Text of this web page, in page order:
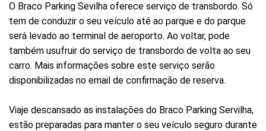
O Braco Parking Sevilha oferece serviço de transbordo. Só
tem de conduzir o seu veículo até ao parque e do parque
será levado ao terminal de aeroporto. Ao voltar, pode
também usufruir do serviço de transbordo de volta ao seu
carro. Mais informações sobre este serviço serão
disponibilizadas no email de confirmação de reserva.
Viaje descansado as instalações do Braco Parking Servilha,
estão preparadas para manter o seu veículo seguro durante